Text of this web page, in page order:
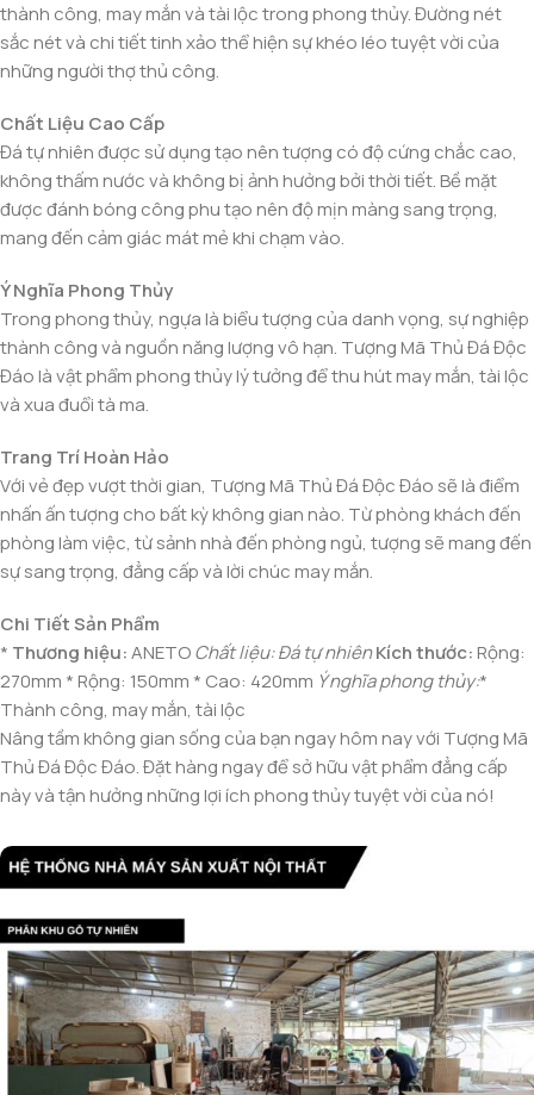
thành công, may mắn và tài lộc trong phong thủy. Đường nét
sắc nét và chi tiết tinh xảo thể hiện sự khéo léo tuyệt vời của
những người thợ thủ công.
Chất Liệu Cao Cấp
Đá tự nhiên được sử dụng tạo nên tượng có độ cứng chắc cao,
không thấm nước và không bị ảnh hưởng bởi thời tiết. Bề mặt
được đánh bóng công phu tạo nên độ mịn màng sang trọng,
mang đến cảm giác mát mẻ khi chạm vào.
Ý Nghĩa Phong Thủy
Trong phong thủy, ngựa là biểu tượng của danh vọng, sự nghiệp
thành công và nguồn năng lượng vô hạn. Tượng Mã Thủ Đá Độc
Đáo là vật phẩm phong thủy lý tưởng để thu hút may mắn, tài lộc
và xua đuổi tà ma.
Trang Trí Hoàn Hảo
Với vẻ đẹp vượt thời gian, Tượng Mã Thủ Đá Độc Đáo sẽ là điểm
nhấn ấn tượng cho bất kỳ không gian nào. Từ phòng khách đến
phòng làm việc, từ sảnh nhà đến phòng ngủ, tượng sẽ mang đến
sự sang trọng, đẳng cấp và lời chúc may mắn.
Chi Tiết Sản Phẩm
* Thương hiệu:ANETOChất liệu:Đá tự nhiênKích thước:Rộng:
270mm * Rộng: 150mm * Cao: 420mm Ý nghĩa phong thủy:*
Thành công, may mắn, tài lộc
Nâng tầm không gian sống của bạn ngay hôm nay với Tượng Mã
Thủ Đá Độc Đáo. Đặt hàng ngay để sở hữu vật phẩm đẳng cấp
này và tận hưởng những lợi ích phong thủy tuyệt vời của nó!